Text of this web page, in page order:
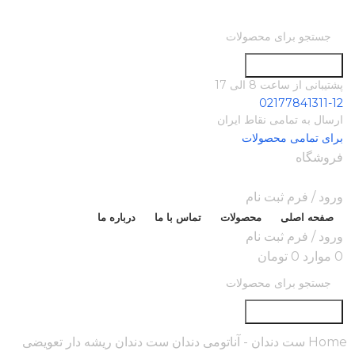
پشتیبانی از ساعت 8 الی 17
02177841311-12
ارسال به تمامی نقاط ایران
برای تمامی محصولات
فروشگاه
ورود / فرم ثبت نام
صفحه اصلی محصولات تماس با ما درباره ما
ورود / فرم ثبت نام
0 موارد 0 تومان
Home ست دندان - آناتومی دندان ست دندان ریشه دار تعویضی